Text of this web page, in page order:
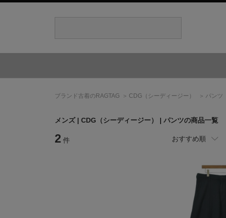
ブランド古着のRAGTAG CDG （シーディージー） パンツ
メンズ | CDG （シーディージー） | パンツの商品一覧
2 件 おすすめ順